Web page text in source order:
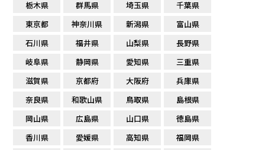
栃木県
群馬県 埼玉県
千葉県
東京都
神奈川県 新潟県
富山県
石川県
福井県 山梨県
長野県
岐阜県
静岡県 愛知県
三重県
滋賀県
京都府 大阪府
兵庫県
奈良県
和歌山県 鳥取県
島根県
岡山県
広島県 山口県
徳島県
香川県
愛媛県 高知県
福岡県